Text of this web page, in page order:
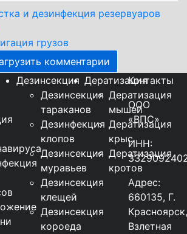
и дезинфекция резервуаров
грузов
комментарии
Дезинсекция
Дезинсекция
тараканов
Дезинфекция
клопов
Дезинсекция
муравьев
Дезинсекция
клещей
Дезинсекция
короеда
Дератизация
Дератизация
мышей
Дератизация
крыс
Дератизация
кротов
Контакты
ООО
«ВПС»
ИНН:
Адрес:
660135, Г.
Красноярск,
Взлетная